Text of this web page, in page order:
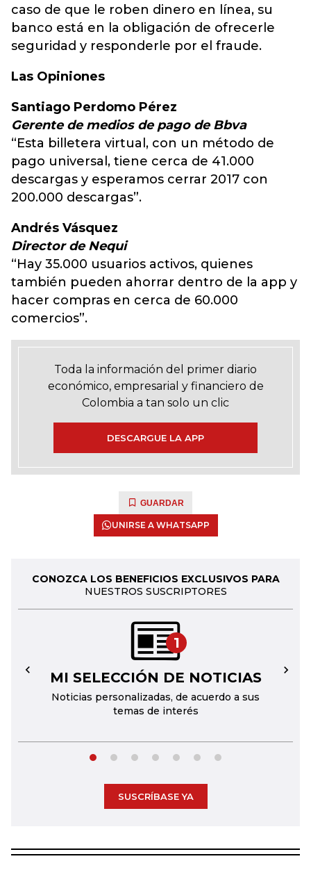
caso de que le roben dinero en línea, su
banco está en la obligación de ofrecerle
seguridad y responderle por el fraude.
Las Opiniones
Santiago Perdomo Pérez
Gerente de medios de pago de Bbva
“Esta billetera virtual, con un método de
pago universal, tiene cerca de 41.000
descargas y esperamos cerrar 2017 con
200.000 descargas”.
Andrés Vásquez
Director de Nequi
“Hay 35.000 usuarios activos, quienes
también pueden ahorrar dentro de la app y
hacer compras en cerca de 60.000
comercios”.
Toda la información del primer diario
económico, empresarial y financiero de
Colombia a tan solo un clic
DESCARGUE LA APP
GUARDAR
UNIRSE A WHATSAPP
CONOZCA LOS BENEFICIOS EXCLUSIVOS PARA
NUESTROS SUSCRIPTORES
1
MI SELECCIÓN DE NOTICIAS
Noticias personalizadas, de acuerdo a sus
temas de interés
← →
SUSCRÍBASE YA